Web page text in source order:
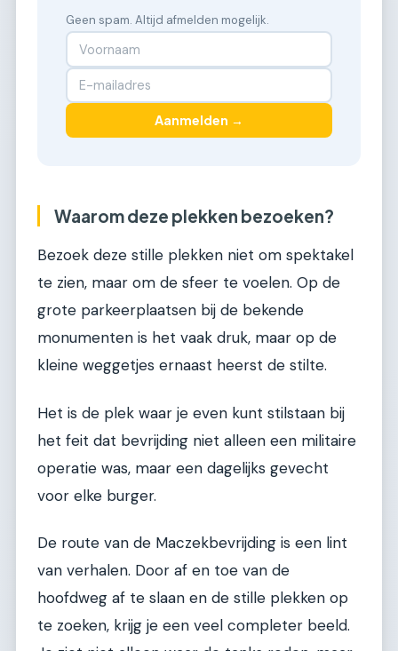
Geen spam. Altijd afmelden mogelijk.
Aanmelden →
Waarom deze plekken bezoeken?
Bezoek deze stille plekken niet om spektakel
te zien, maar om de sfeer te voelen. Op de
grote parkeerplaatsen bij de bekende
monumenten is het vaak druk, maar op de
kleine weggetjes ernaast heerst de stilte.
Het is de plek waar je even kunt stilstaan bij
het feit dat bevrijding niet alleen een militaire
operatie was, maar een dagelijks gevecht
voor elke burger.
De route van de Maczekbevrijding is een lint
van verhalen. Door af en toe van de
hoofdweg af te slaan en de stille plekken op
te zoeken, krijg je een veel completer beeld.